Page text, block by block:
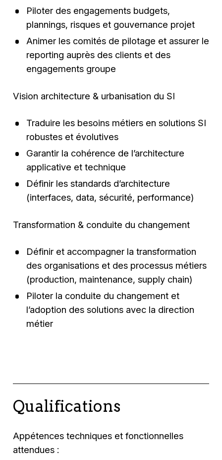
Piloter des engagements budgets,
plannings, risques et gouvernance projet
Animer les comités de pilotage et assurer le
reporting auprès des clients et des
engagements groupe
Vision architecture & urbanisation du SI
Traduire les besoins métiers en solutions SI
robustes et évolutives
Garantir la cohérence de l’architecture
applicative et technique
Définir les standards d’architecture
(interfaces, data, sécurité, performance)
Transformation & conduite du changement
Définir et accompagner la transformation
des organisations et des processus métiers
(production, maintenance, supply chain)
Piloter la conduite du changement et
l’adoption des solutions avec la direction
métier
Qualifications
Appétences techniques et fonctionnelles
attendues :